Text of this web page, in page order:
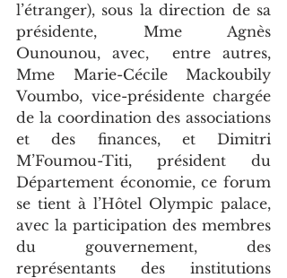
l’étranger), sous la direction de sa
présidente, Mme Agnès
Ounounou, avec,  entre autres,
Mme Marie-Cécile Mackoubily
Voumbo, vice-présidente chargée
de la coordination des associations
et des finances, et Dimitri
M’Foumou-Titi, président du
Département économie, ce forum
se tient à l’Hôtel Olympic palace,
avec la participation des membres
du gouvernement, des
représentants des institutions